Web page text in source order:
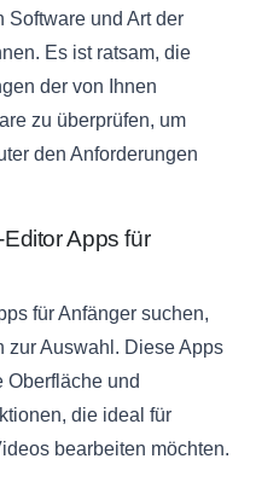
Software und Art der
Es ist ratsam, die
der von Ihnen
zu überprüfen, um
den Anforderungen
Apps für
für Anfänger suchen,
zur Auswahl. Diese Apps
Oberfläche und
die ideal für
bearbeiten möchten.